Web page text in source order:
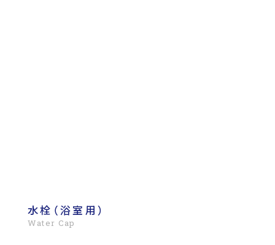
水栓（浴室用）
Water Cap